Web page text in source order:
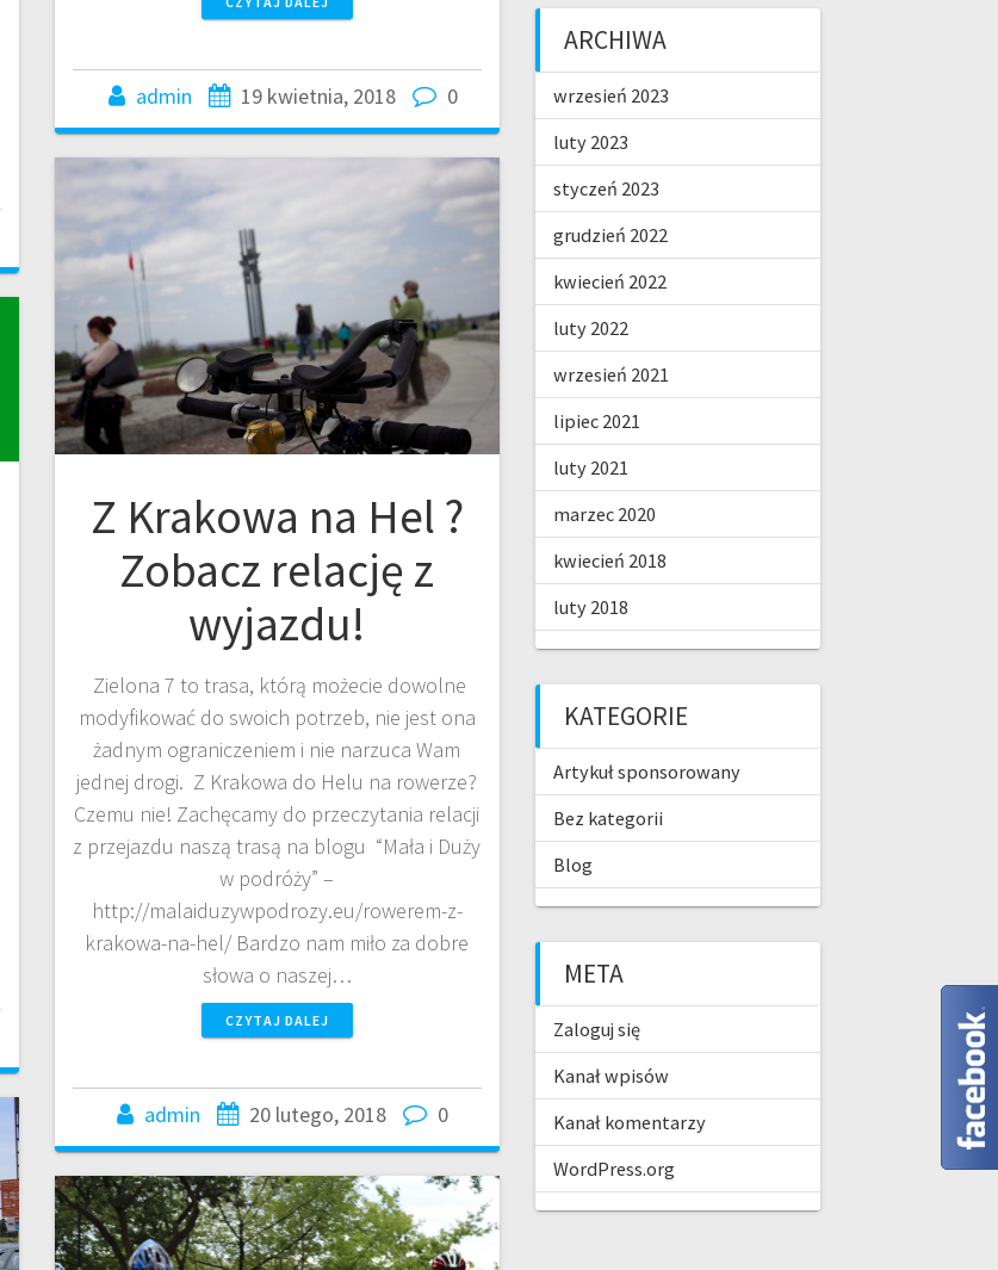
admin 19 kwietnia, 2018 0
Z Krakowa na Hel ?
Zobacz relację z
wyjazdu!
Zielona 7 to trasa, którą możecie dowolne
modyfikować do swoich potrzeb, nie jest ona
żadnym ograniczeniem i nie narzuca Wam
jednej drogi. Z Krakowa do Helu na rowerze?
Czemu nie! Zachęcamy do przeczytania relacji
z przejazdu naszą trasą na blogu “Mała i Duży
w podróży” –
http://malaiduzywpodrozy.eu/rowerem-z-
krakowa-na-hel/ Bardzo nam miło za dobre
słowa o naszej…
CZYTAJ DALEJ
admin 20 lutego, 2018 0
ARCHIWA
wrzesień 2023
luty 2023
styczeń 2023
grudzień 2022
kwiecień 2022
luty 2022
wrzesień 2021
lipiec 2021
luty 2021
marzec 2020
kwiecień 2018
luty 2018
KATEGORIE
Artykuł sponsorowany
Bez kategorii
Blog
META
Zaloguj się
Kanał wpisów
Kanał komentarzy
WordPress.org